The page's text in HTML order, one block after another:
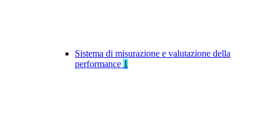
Sistema di misurazione e valutazione della
performance 1